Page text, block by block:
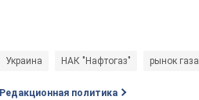
Украина НАК "Нафтогаз" рынок газа
Редакционная политика